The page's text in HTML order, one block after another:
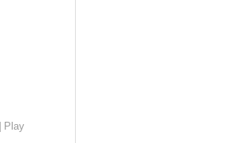
Play